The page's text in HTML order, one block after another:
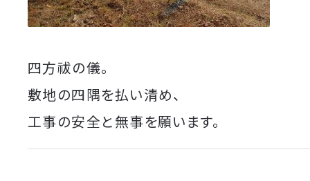
四方祓の儀。
敷地の四隅を払い清め、
工事の安全と無事を願います。